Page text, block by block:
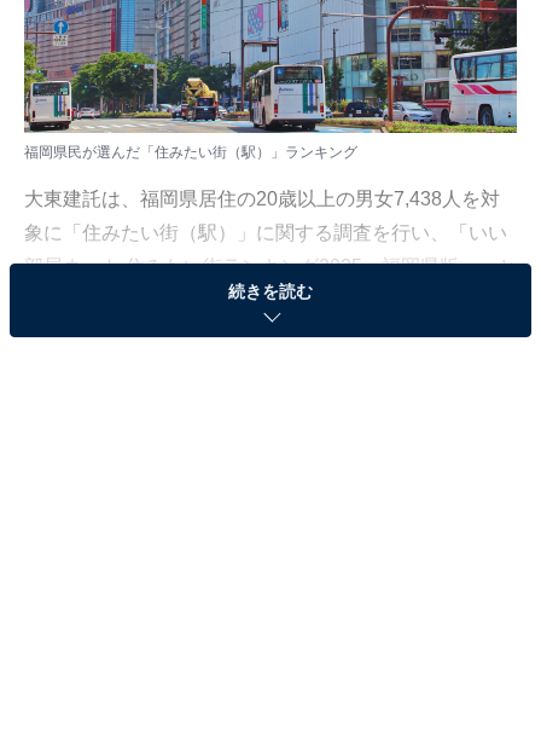
福岡県民が選んだ「住みたい街（駅）」ランキング
大東建託は、福岡県居住の20歳以上の男女7,438人を対
象に「住みたい街（駅）」に関する調査を行い、「いい
部屋ネット 住みたい街ランキング2025＜福岡県版＞」と
して結果を発表しました。調査は2025年の回答をもとに
集計しています。なお、福岡県居住者の2025年の回答を
続きを読む